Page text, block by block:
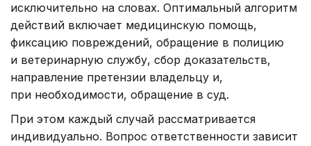
исключительно на словах. Оптимальный алгоритм
действий включает медицинскую помощь,
фиксацию повреждений, обращение в полицию
и ветеринарную службу, сбор доказательств,
направление претензии владельцу и,
при необходимости, обращение в суд.
При этом каждый случай рассматривается
индивидуально. Вопрос ответственности зависит